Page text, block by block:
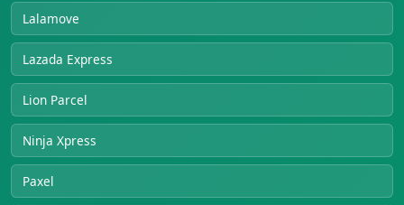
Lalamove
Lazada Express
Lion Parcel
Ninja Xpress
Paxel